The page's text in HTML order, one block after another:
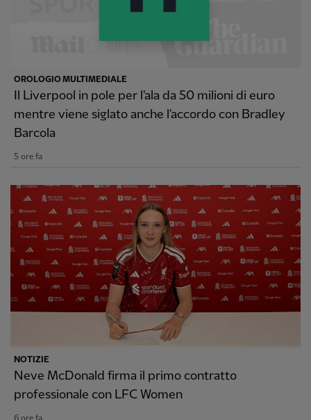
OROLOGIO MULTIMEDIALE
Il Liverpool in pole per l'ala da 50 milioni di euro
mentre viene siglato anche l'accordo con Bradley
Barcola
5 ore fa
NOTIZIE
Neve McDonald firma il primo contratto
professionale con LFC Women
6 ore fa